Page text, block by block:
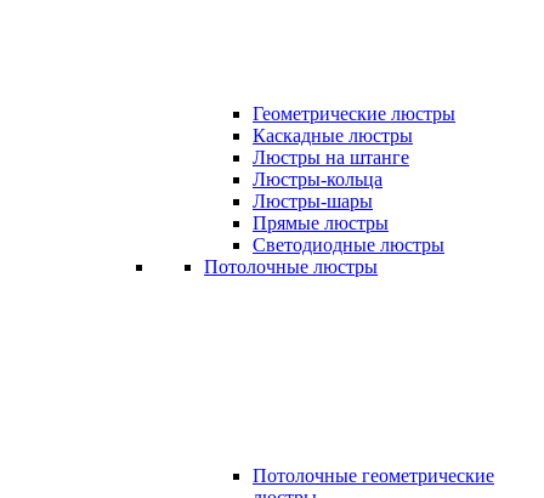
Геометрические люстры
Каскадные люстры
Люстры на штанге
Люстры-кольца
Люстры-шары
Прямые люстры
Светодиодные люстры
Потолочные люстры
Потолочные геометрические